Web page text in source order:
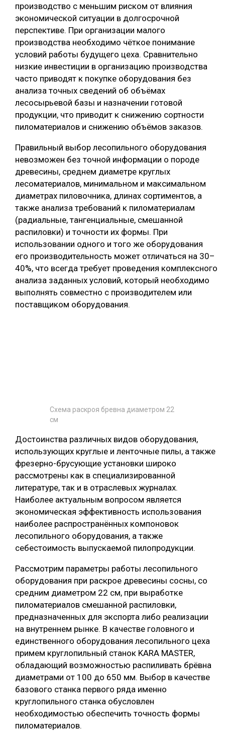
производство с меньшим риском от влияния
экономической ситуации в долгосрочной
перспективе. При организации малого
производства необходимо чёткое понимание
условий работы будущего цеха. Сравнительно
низкие инвестиции в организацию производства
часто приводят к покупке оборудования без
анализа точных сведений об объёмах
лесосырьевой базы и назначении готовой
продукции, что приводит к снижению сортности
пиломатериалов и снижению объёмов заказов.
Правильный выбор лесопильного оборудования
невозможен без точной информации о породе
древесины, среднем диаметре круглых
лесоматериалов, минимальном и максимальном
диаметрах пиловочника, длинах сортиментов, а
также анализа требований к пиломатериалам
(радиальные, тангенциальные, смешанной
распиловки) и точности их формы. При
использовании одного и того же оборудования
его производительность может отличаться на 30–
40%, что всегда требует проведения комплексного
анализа заданных условий, который необходимо
выполнять совместно с производителем или
поставщиком оборудования.
Схема раскроя бревна диаметром 22
см
Достоинства различных видов оборудования,
использующих круглые и ленточные пилы, а также
фрезерно-брусующие установки широко
рассмотрены как в специализированной
литературе, так и в отраслевых журналах.
Наиболее актуальным вопросом является
экономическая эффективность использования
наиболее распространённых компоновок
лесопильного оборудования, а также
себестоимость выпускаемой пилопродукции.
Рассмотрим параметры работы лесопильного
оборудования при раскрое древесины сосны, со
средним диаметром 22 см, при выработке
пиломатериалов смешанной распиловки,
предназначенных для экспорта либо реализации
на внутреннем рынке. В качестве головного и
единственного оборудования лесопильного цеха
примем круглопильный станок KARA MASTER,
обладающий возможностью распиливать брёвна
диаметрами от 100 до 650 мм. Выбор в качестве
базового станка первого ряда именно
круглопильного станка обусловлен
необходимостью обеспечить точность формы
пиломатериалов.